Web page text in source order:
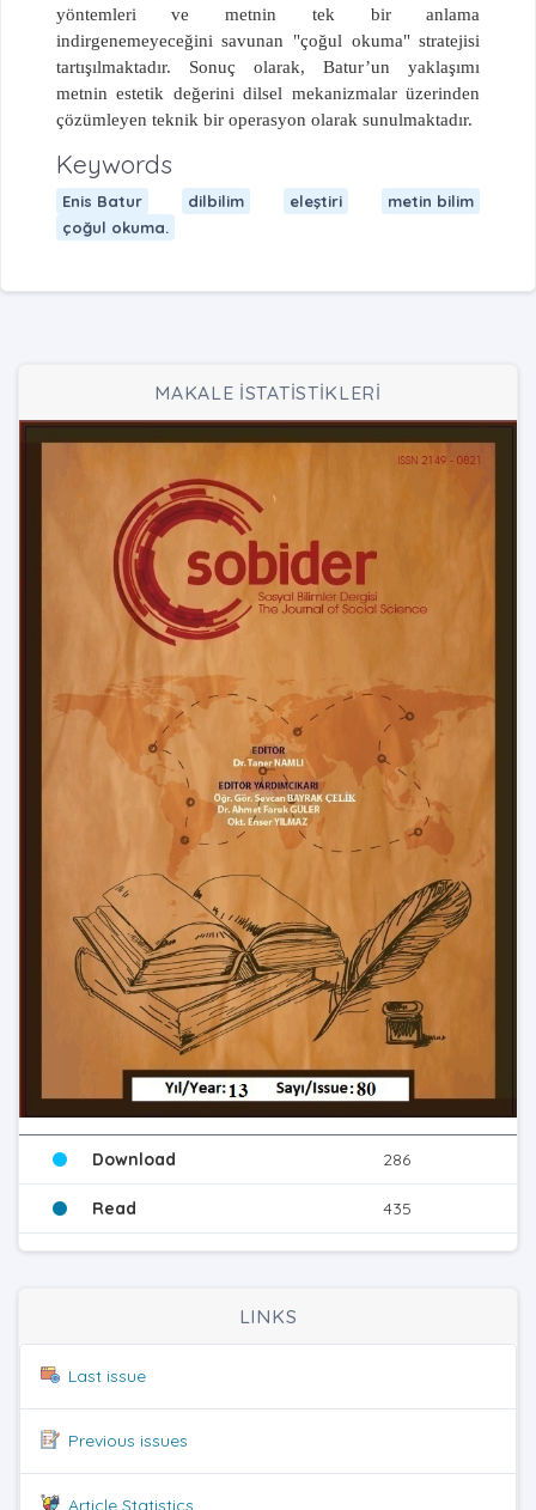
yöntemleri ve metnin tek bir anlama
indirgenemeyeceğini savunan "çoğul okuma" stratejisi
tartışılmaktadır. Sonuç olarak, Batur’un yaklaşımı
metnin estetik değerini dilsel mekanizmalar üzerinden
çözümleyen teknik bir operasyon olarak sunulmaktadır.
Keywords
Enis Batur dilbilim eleştiri
metin bilim
çoğul okuma.
MAKALE İSTATİSTİKLERİ
Download 286
Read 435
LINKS
Last issue
Previous issues
Article Statistics